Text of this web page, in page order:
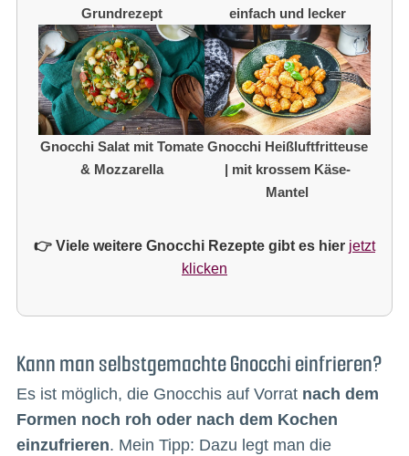
Grundrezept
einfach und lecker
Gnocchi Salat mit Tomate
& Mozzarella
Gnocchi Heißluftfritteuse
| mit krossem Käse-
Mantel
👉 Viele weitere Gnocchi Rezepte gibt es hier jetzt
klicken
Kann man selbstgemachte Gnocchi einfrieren?
Es ist möglich, die Gnocchis auf Vorrat nach dem
Formen noch roh oder nach dem Kochen
einzufrieren. Mein Tipp: Dazu legt man die